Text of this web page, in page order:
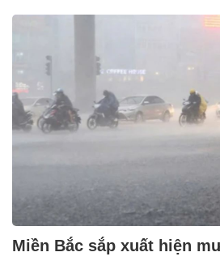
Tại sao nhiều người giàu lại kiêng kỵ
Miền Bắc sắp xuất hiện